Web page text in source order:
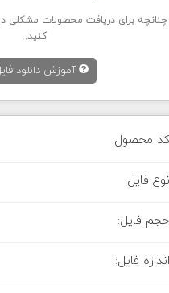
چنانچه برای دریافت محصولات مشکلی
کنید.
آموزش دانلود
کد محصول:
نوع فایل:
حجم فایل:
اندازه فایل: